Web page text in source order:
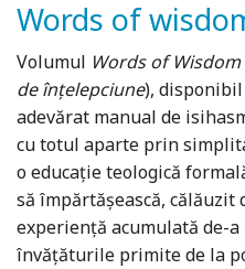
Words of
Volumul Words of Wisdom
de înțelepciune),
adevărat manual de
cu totul aparte prin
o educație teologică
să împărtășească, călăuzit
experiență acumulată de-
învățăturile primite de la